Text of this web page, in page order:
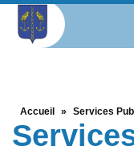
Accueil » Services